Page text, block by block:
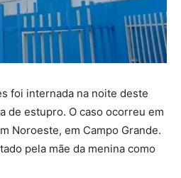
foi internada na noite deste
de estupro. O caso ocorreu em
Noroeste, em Campo Grande.
pela mãe da menina como